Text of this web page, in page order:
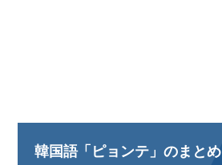
韓国語「ピョンテ」のまとめ